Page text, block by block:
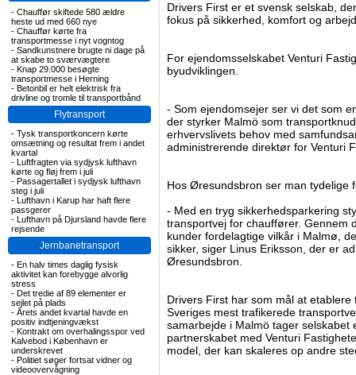
- Chauffør skiftede 580 ældre
heste ud med 660 nye
- Chauffør kørte fra
transportmesse i nyt vogntog
- Sandkunstnere brugte ni dage på
at skabe to sværvægtere
- Knap 29.000 besøgte
transportmesse i Herning
- Betonbil er helt elektrisk fra
drivline og tromle til transportbånd
Flytransport
- Tysk transportkoncern kørte
omsætning og resultat frem i andet
kvartal
- Luftfragten via sydjysk lufthavn
kørte og fløj frem i juli
- Passagertallet i sydjysk lufthavn
steg i juli
- Lufthavn i Karup har haft flere
passgerer
- Lufthavn på Djursland havde flere
rejsende
Jernbanetransport
- En halv times daglig fysisk
aktivitet kan forebygge alvorlig
stress
- Det tredie af 89 elementer er
sejlet på plads
- Årets andet kvartal havde en
positiv indtjeningvækst
- Kontrakt om overhalingsspor ved
Kalvebod i København er
underskrevet
- Politiet søger fortsat vidner og
videoovervågning
Drivers First er et svensk selskab,
fokus på sikkerhed, komfort og
For ejendomsselskabet Venturi
byudviklingen.
- Som ejendomsejer ser vi det som
der styrker Malmö som
erhvervslivets behov med
administrerende direktør for Venturi
Hos Øresundsbron ser man tydelige
- Med en tryg sikkerhedsparkering
transportvej for chauffører. Gennem
kunder fordelagtige vilkår i Malmø,
sikker, siger Linus Eriksson, der er
Øresundsbron.
Drivers First har som mål at
Sveriges mest trafikerede
samarbejde i Malmö tager selskabet
partnerskabet med Venturi
model, der kan skaleres op andre